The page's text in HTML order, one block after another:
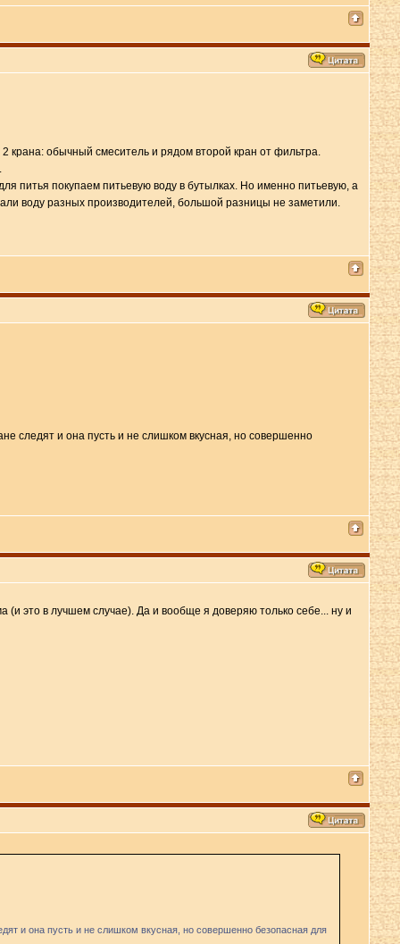
крана: обычный смеситель и рядом второй кран от фильтра.
питья покупаем питьевую воду в бутылках. Но именно питьевую, а
воду разных производителей, большой разницы не заметили.
следят и она пусть и не слишком вкусная, но совершенно
(и это в лучшем случае). Да и вообще я доверяю только себе... ну и
и она пусть и не слишком вкусная, но совершенно безопасная для